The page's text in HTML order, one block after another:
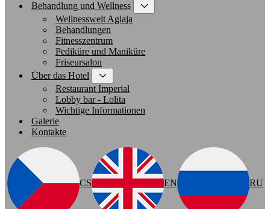
Behandlung und Wellness
Wellnesswelt Aglaja
Behandlungen
Fitnesszentrum
Pediküre und Maniküre
Friseursalon
Über das Hotel
Restaurant Imperial
Lobby bar - Lolita
Wichtige Informationen
Galerie
Kontakte
CS EN RU